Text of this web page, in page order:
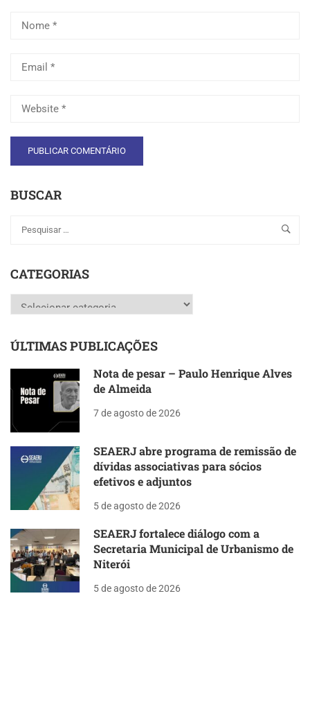
BUSCAR
CATEGORIAS
Categorias
ÚLTIMAS PUBLICAÇÕES
Nota de pesar – Paulo Henrique Alves
de Almeida
7 de agosto de 2026
SEAERJ abre programa de remissão de
dívidas associativas para sócios
efetivos e adjuntos
5 de agosto de 2026
SEAERJ fortalece diálogo com a
Secretaria Municipal de Urbanismo de
Niterói
5 de agosto de 2026